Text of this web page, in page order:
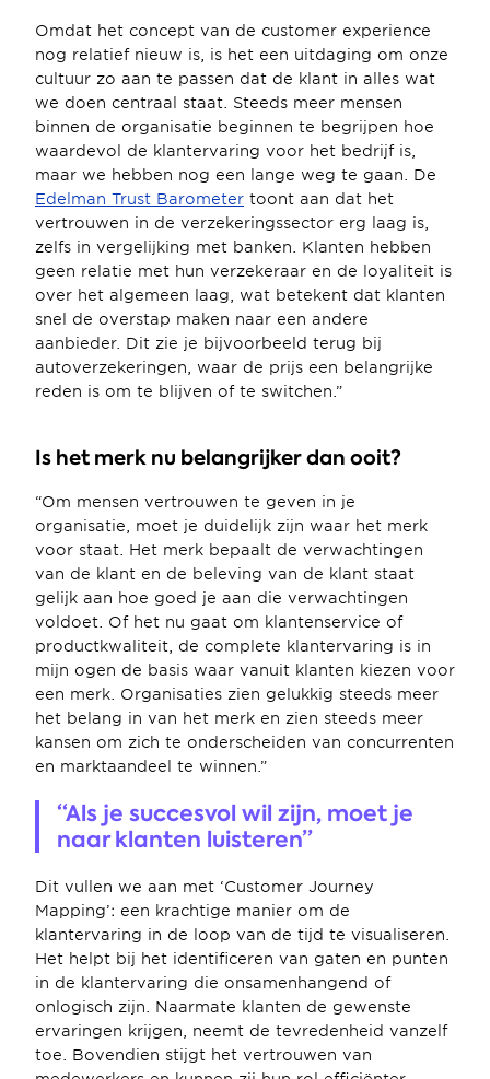
Omdat het concept van de customer experience
nog relatief nieuw is, is het een uitdaging om onze
cultuur zo aan te passen dat de klant in alles wat
we doen centraal staat. Steeds meer mensen
binnen de organisatie beginnen te begrijpen hoe
waardevol de klantervaring voor het bedrijf is,
Edelman Trust Barometer toont aan dat het
vertrouwen in de verzekeringssector erg laag is,
zelfs in vergelijking met banken. Klanten hebben
geen relatie met hun verzekeraar en de loyaliteit is
over het algemeen laag, wat betekent dat klanten
snel de overstap maken naar een andere
aanbieder. Dit zie je bijvoorbeeld terug bij
autoverzekeringen, waar de prijs een belangrijke
reden is om te blijven of te switchen.”
Is het merk nu belangrijker dan ooit?
“Om mensen vertrouwen te geven in je
organisatie, moet je duidelijk zijn waar het merk
voor staat. Het merk bepaalt de verwachtingen
van de klant en de beleving van de klant staat
gelijk aan hoe goed je aan die verwachtingen
voldoet. Of het nu gaat om klantenservice of
productkwaliteit, de complete klantervaring is in
mijn ogen de basis waar vanuit klanten kiezen voor
een merk. Organisaties zien gelukkig steeds meer
het belang in van het merk en zien steeds meer
kansen om zich te onderscheiden van concurrenten
en marktaandeel te winnen.”
“Als je succesvol wil zijn, moet je
naar klanten luisteren”
Dit vullen we aan met ‘Customer Journey
Mapping’: een krachtige manier om de
klantervaring in de loop van de tijd te visualiseren.
Het helpt bij het identificeren van gaten en punten
in de klantervaring die onsamenhangend of
onlogisch zijn. Naarmate klanten de gewenste
ervaringen krijgen, neemt de tevredenheid vanzelf
toe. Bovendien stijgt het vertrouwen van